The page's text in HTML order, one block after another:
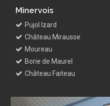
Minervois
Pujol Izard
Château Mirausse
Moureau
Borie de Maurel
Château Faiteau